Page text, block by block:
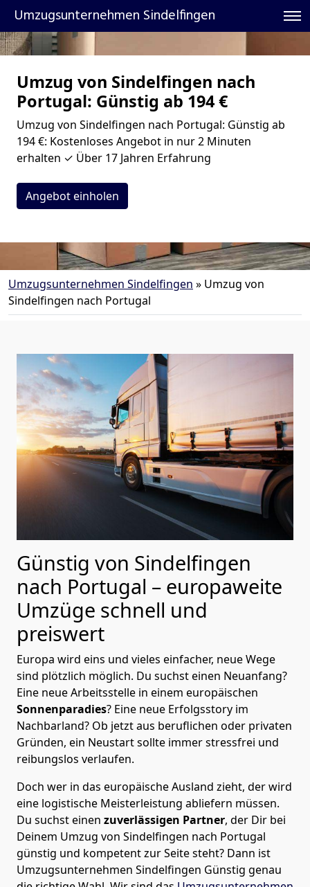
Umzugsunternehmen Sindelfingen
Umzug von Sindelfingen nach
Portugal: Günstig ab 194 €
Umzug von Sindelfingen nach Portugal: Günstig ab
194 €: Kostenloses Angebot in nur 2 Minuten
erhalten ✓ Über 17 Jahren Erfahrung
Angebot einholen
Umzugsunternehmen Sindelfingen » Umzug von
Sindelfingen nach Portugal
Günstig von Sindelfingen
nach Portugal – europaweite
Umzüge schnell und
preiswert
Europa wird eins und vieles einfacher, neue Wege
sind plötzlich möglich. Du suchst einen Neuanfang?
Eine neue Arbeitsstelle in einem europäischen
Sonnenparadies? Eine neue Erfolgsstory im
Nachbarland? Ob jetzt aus beruflichen oder privaten
Gründen, ein Neustart sollte immer stressfrei und
reibungslos verlaufen.
Doch wer in das europäische Ausland zieht, der wird
eine logistische Meisterleistung abliefern müssen.
Du suchst einen zuverlässigen Partner, der Dir bei
Deinem Umzug von Sindelfingen nach Portugal
günstig und kompetent zur Seite steht? Dann ist
Umzugsunternehmen Sindelfingen Günstig genau